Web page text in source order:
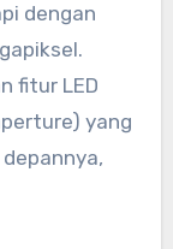
dengan
fitur LED
yang